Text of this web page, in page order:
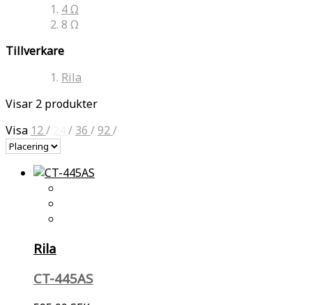
4 Ω
8 Ω
Tillverkare
Rila
Visar 2 produkter
Visa 12/ / 36 /92/
Rila
CT-445AS